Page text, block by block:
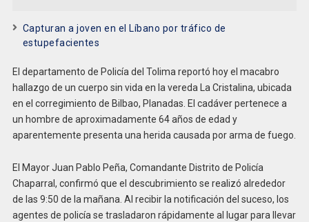
Capturan a joven en el Líbano por tráfico de
estupefacientes
El departamento de Policía del Tolima reportó hoy el macabro
hallazgo de un cuerpo sin vida en la vereda La Cristalina, ubicada
en el corregimiento de Bilbao, Planadas. El cadáver pertenece a
un hombre de aproximadamente 64 años de edad y
aparentemente presenta una herida causada por arma de fuego.
El Mayor Juan Pablo Peña, Comandante Distrito de Policía
Chaparral, confirmó que el descubrimiento se realizó alrededor
de las 9:50 de la mañana. Al recibir la notificación del suceso, los
agentes de policía se trasladaron rápidamente al lugar para llevar